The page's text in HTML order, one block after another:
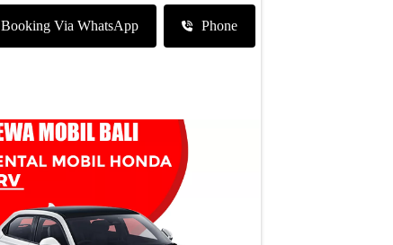
Booking Via WhatsApp Phone